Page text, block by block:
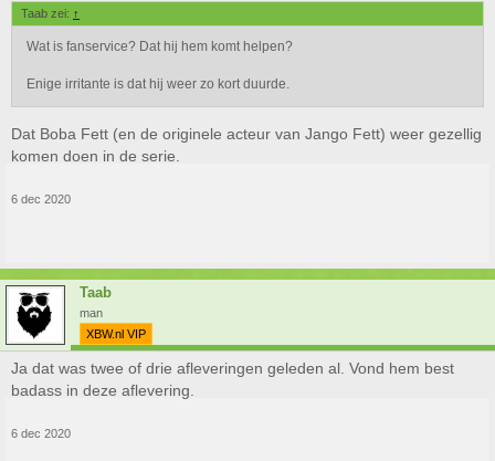
Taab zei: ↑
Wat is fanservice? Dat hij hem komt helpen?
Enige irritante is dat hij weer zo kort duurde.
Dat Boba Fett (en de originele acteur van Jango Fett) weer gezellig
komen doen in de serie.
6 dec 2020
Taab
man
XBW.nl VIP
Ja dat was twee of drie afleveringen geleden al. Vond hem best
badass in deze aflevering.
6 dec 2020